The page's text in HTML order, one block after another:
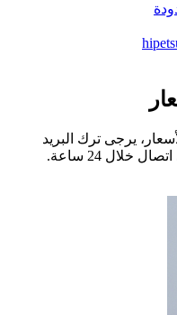
يرجى ترك البريد
خلال 24 ساعة.